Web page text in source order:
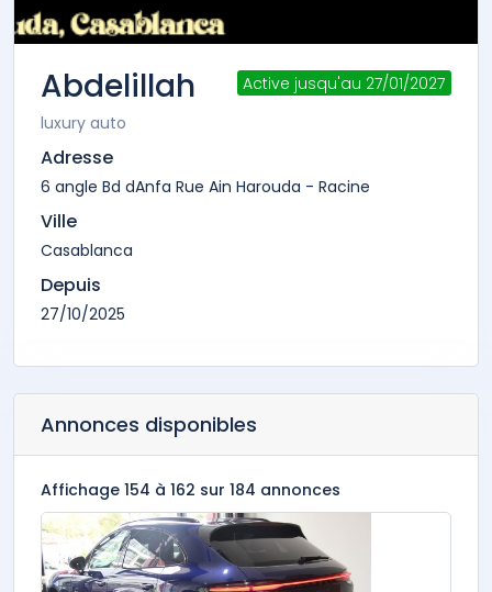
Abdelillah
luxury auto
Active jusqu'au 27/01/2027
Adresse
6 angle Bd dAnfa Rue Ain Harouda - Racine
Ville
Casablanca
Depuis
27/10/2025
Annonces disponibles
Affichage 154 à 162 sur 184 annonces